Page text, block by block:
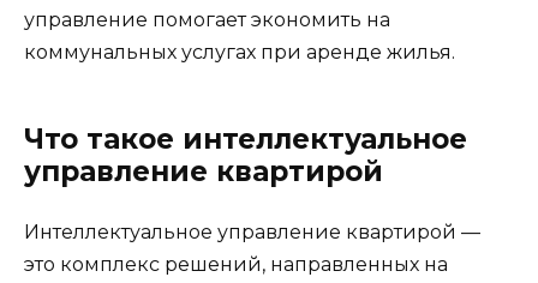
управление помогает экономить на
коммунальных услугах при аренде жилья.
Что такое интеллектуальное
управление квартирой
Интеллектуальное управление квартирой —
это комплекс решений, направленных на